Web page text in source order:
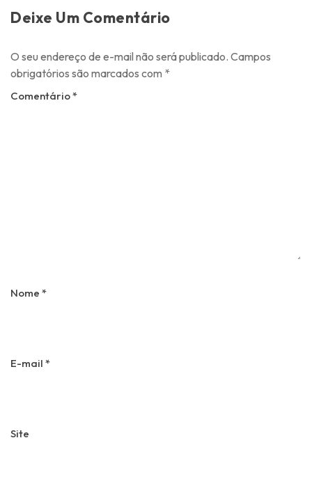
Deixe Um Comentário
O seu endereço de e-mail não será publicado. Campos
obrigatórios são marcados com *
Comentário*
Nome *
E-mail *
Site